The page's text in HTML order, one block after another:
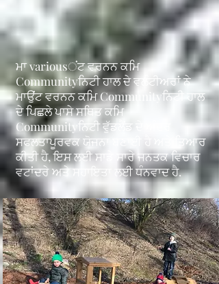
ਮਾ variousਂਟ ਵਰਨਨ ਕਮਿ
Communityਨਿਟੀ ਹਾਲ ਦੇ ਵਲੰਟੀਅਰਾਂ ਨੇ
ਮਾਉਂਟ ਵਰਨਨ ਕਮਿ Communityਨਿਟੀ ਹਾਲ
ਦੇ ਪਿਛਲੇ ਪਾਸੇ ਸਥਿਤ ਕਮਿ
Communityਨਿਟੀ ਵੁੱਡਲੈਂਡ ਦੇ ਅੰਦਰ
ਸਫਲਤਾਪੂਰਵਕ ਯੋਜਨਾ ਬਣਾਈ ਹੈ ਅਤੇ ਤਿਆਰ
ਕੀਤੀ ਹੈ, ਇਸ ਲਈ ਸਾਡੇ ਸਾਰੇ ਜਨਤਕ ਵਿਚਾਰ
ਵਟਾਂਦਰੇ ਅਤੇ ਸਹਾਇਤਾ ਲਈ ਧੰਨਵਾਦ ਹੈ.